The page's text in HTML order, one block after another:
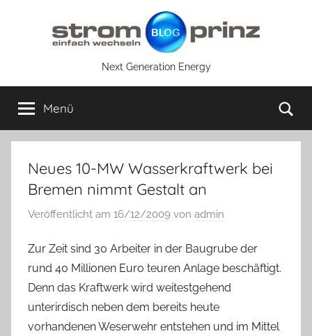
Next Generation Energy
Menü
Neues 10-MW Wasserkraftwerk bei
Bremen nimmt Gestalt an
Veröffentlicht am 16/12/2009 von admin
Zur Zeit sind 30 Arbeiter in der Baugrube der
rund 40 Millionen Euro teuren Anlage beschäftigt.
Denn das Kraftwerk wird weitestgehend
unterirdisch neben dem bereits heute
vorhandenen Weserwehr entstehen und im Mittel